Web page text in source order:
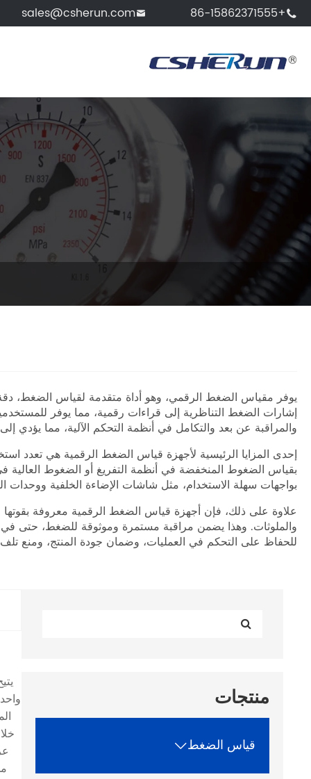

+86-15862371555

sales@csherun.com
يوفر مقياس الضغط الرقمي، وهو أداة متقدمة لقياس الضغط، دقة
إشارات الضغط التناظرية إلى قراءات رقمية، مما يوفر
والمراقبة عن بعد والتكامل في أنظمة التحكم الآلية، مما يؤدي
إحدى المزايا الرئيسية لأجهزة قياس الضغط الرقمية هي تعدد
بقياس الضغوط المنخفضة في أنظمة التفريغ أو الضغوط العالية
بواجهات سهلة الاستخدام، مثل شاشات الإضاءة الخلفية ووحدات
علاوة على ذلك، فإن أجهزة قياس الضغط الرقمية معروفة بقوتها
والملوثات. وهذا يضمن مراقبة مستمرة وموثوقة للضغط، حتى
للحفاظ على التحكم في العمليات، وضمان جودة المنتج، ومنع
منتجات
قياس الضغط